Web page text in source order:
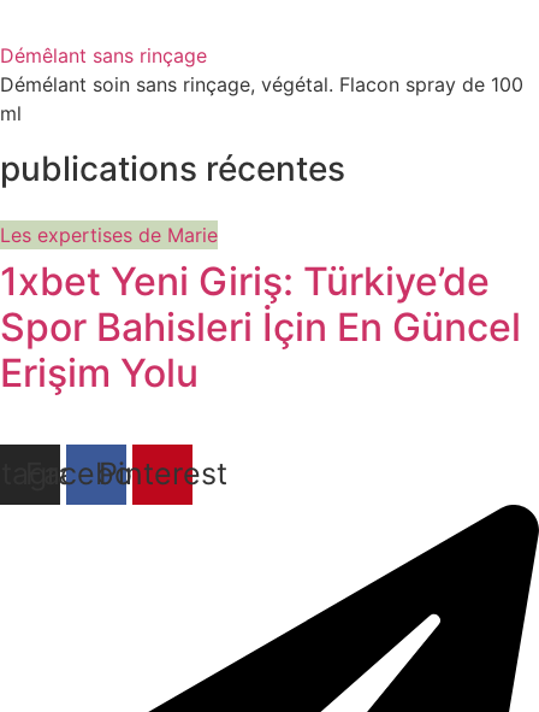
Démêlant sans rinçage
Démélant soin sans rinçage, végétal. Flacon spray de 100
ml
publications récentes
Les expertises de Marie
1xbet Yeni Giriş: Türkiye’de
Spor Bahisleri İçin En Güncel
Erişim Yolu
Facebook
Pinterest